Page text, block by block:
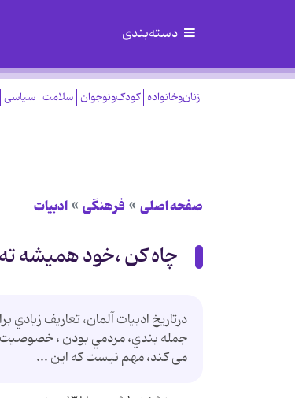
دسته‌بندی
زنان‌وخانواده کودک‌ونوجوان سلامت سیاسی
صفحه اصلی فرهنگی ادبیات
چاه کن ،خود همیشه
درتاريخ ادبيات آلمان، تعاريف
جمله بندي، مردمي بودن ، خصوصيت
می کند، مهم نیست که این ...